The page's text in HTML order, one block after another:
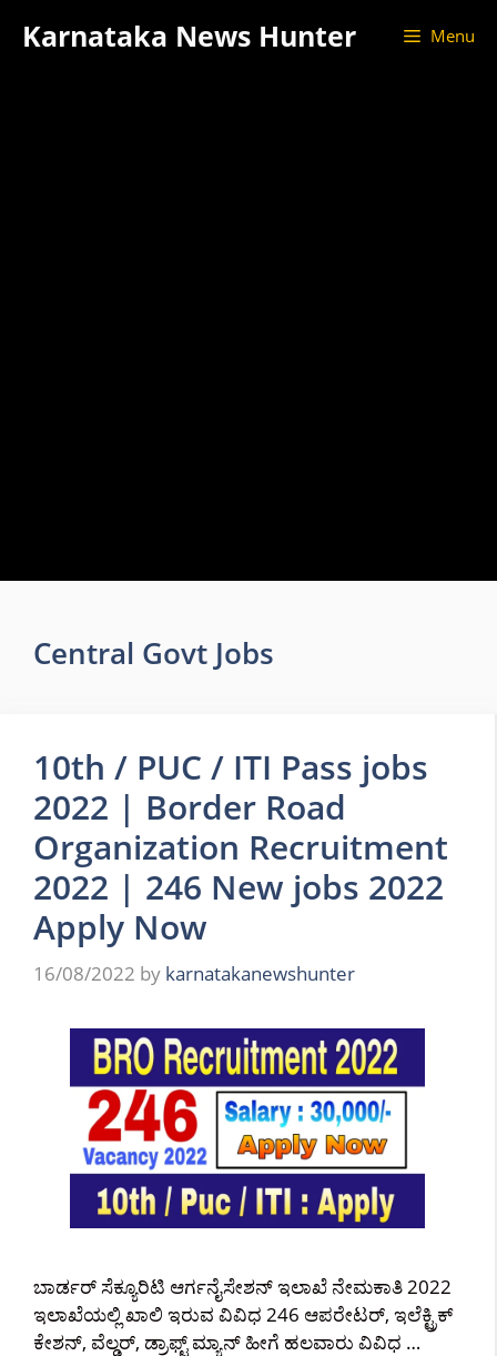
Karnataka News Hunter Menu
Central Govt Jobs
10th / PUC / ITI Pass jobs
2022 | Border Road
Organization Recruitment
2022 | 246 New jobs 2022
Apply Now
16/08/2022 by karnatakanewshunter
ಬಾರ್ಡರ್ ಸೆಕ್ಯೂರಿಟಿ ಆರ್ಗನೈಸೇಶನ್ ಇಲಾಖೆ ನೇಮಕಾತಿ 2022
ಇಲಾಖೆಯಲ್ಲಿ ಖಾಲಿ ಇರುವ ವಿವಿಧ 246 ಆಪರೇಟರ್, ಇಲೆಕ್ಟ್ರಿಕ್
ಕೇಶನ್, ವೆಲ್ಡರ್, ಡ್ರಾಫ್ಟ್ ಮ್ಯಾನ್ ಹೀಗೆ ಹಲವಾರು ವಿವಿಧ …